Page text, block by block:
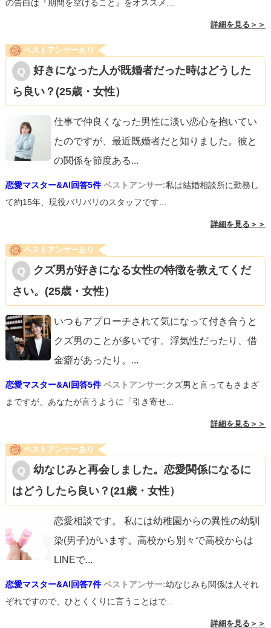
の告白は『期間を空けること』をオススメ...
詳細を見る＞＞
ベストアンサーあり
好きになった人が既婚者だった時はどうした
ら良い？(25歳・女性）
仕事で仲良くなった男性に淡い恋心を抱いてい
たのですが、最近既婚者だと知りました。彼と
の関係を節度ある...
恋愛マスター&AI回答5件 ベストアンサー:私は結婚相談所に勤務し
て約15年、現役バリバリのスタッフです...
詳細を見る＞＞
ベストアンサーあり
クズ男が好きになる女性の特徴を教えてくだ
さい。(25歳・女性）
いつもアプローチされて気になって付き合うと
クズ男のことが多いです。浮気性だったり、借
金癖があったり。 ...
恋愛マスター&AI回答5件 ベストアンサー:クズ男と言ってもさまざ
まですが、あなたが言うように「引き寄せ...
詳細を見る＞＞
ベストアンサーあり
幼なじみと再会しました。恋愛関係になるに
はどうしたら良い？(21歳・女性）
恋愛相談です。 私には幼稚園からの異性の幼馴
染(男子)がいます。高校から別々で高校からは
LINEで...
恋愛マスター&AI回答7件 ベストアンサー:幼なじみも関係は人それ
ぞれですので、ひとくくりに言うことはで...
詳細を見る＞＞